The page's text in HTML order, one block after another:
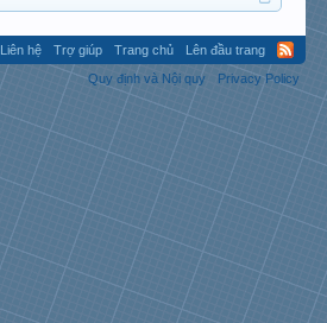
Liên hệ Trợ giúp Trang chủ
Lên đầu trang
Quy định và Nội quy
Privacy Policy